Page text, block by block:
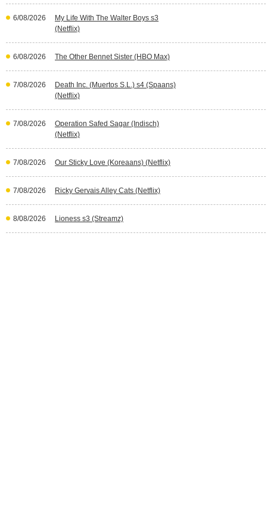
6/08/2026
My Life With The Walter Boys s3
(Netflix)
6/08/2026 The Other Bennet Sister (HBO Max)
7/08/2026
Death Inc. (Muertos S.L.) s4 (Spaans)
(Netflix)
7/08/2026
Operation Safed Sagar (Indisch)
(Netflix)
7/08/2026 Our Sticky Love (Koreaans) (Netflix)
7/08/2026 Ricky Gervais Alley Cats (Netflix)
8/08/2026 Lioness s3 (Streamz)